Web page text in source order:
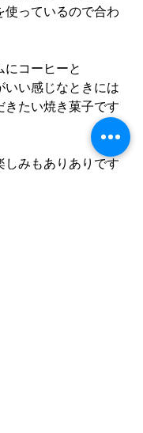
使っているので合わ
にコーヒーと
いい感じなときには
きたい焼き菓子です
しみもありありです